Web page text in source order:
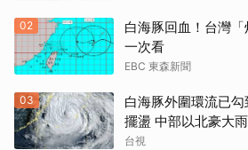
02
白海豚回血！台灣
一次看
EBC 東森新聞
03
白海豚外圍環流已
擺盪 中部以北豪大雨
台視